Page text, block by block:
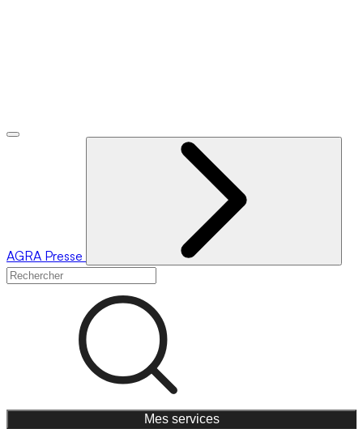
AGRA Presse
Mes services